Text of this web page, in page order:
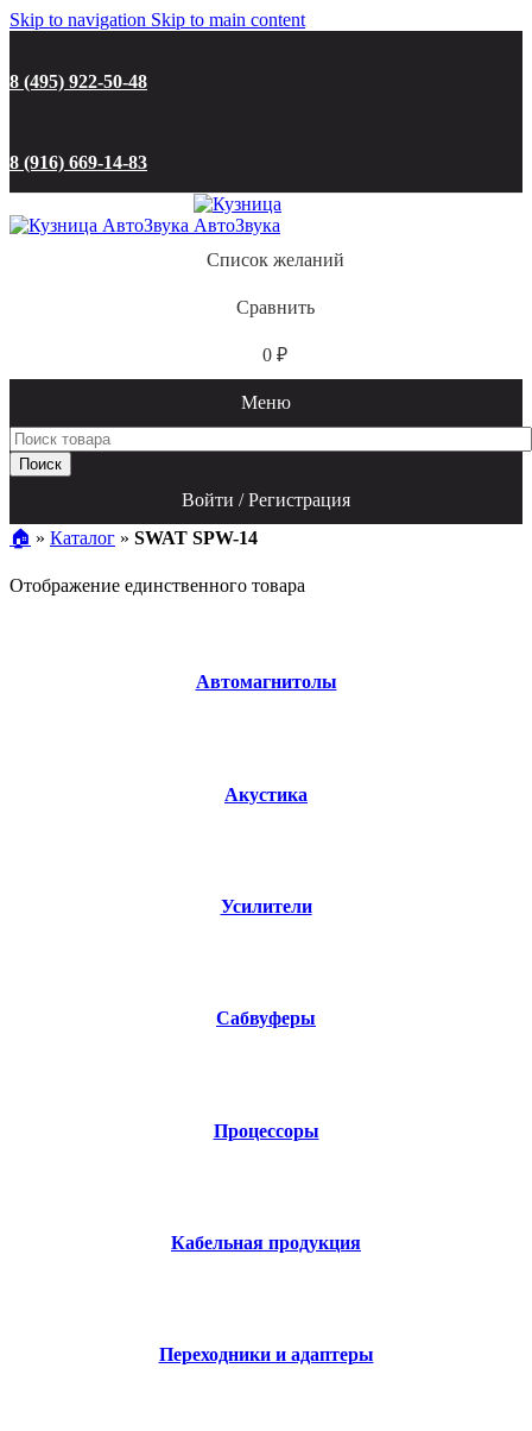
Skip to navigation Skip to main content
8 (495) 922-50-48
8 (916) 669-14-83
Список желаний
Сравнить
0 ₽
Меню
Поиск
Войти / Регистрация
🏠︎ » Каталог » SWAT SPW-14
Отображение единственного товара
Автомагнитолы
Акустика
Усилители
Сабвуферы
Процессоры
Кабельная продукция
Переходники и адаптеры
Количество
товара
SPW-
14